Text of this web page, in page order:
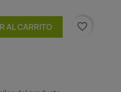
AL CARRITO favorite_border